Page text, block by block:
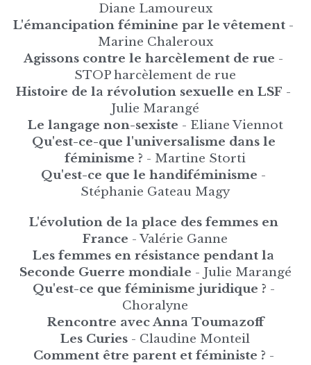
Diane Lamoureux
L'émancipation féminine par le vêtement -
Marine Chaleroux
Agissons contre le harcèlement de rue -
STOP harcèlement de rue
Histoire de la révolution sexuelle en LSF -
Julie Marangé
Le langage non-sexiste - Eliane Viennot
Qu'est-ce-que l'universalisme dans le
féminisme ? - Martine Storti
Qu'est-ce que le handiféminisme -
Stéphanie Gateau Magy
L'évolution de la place des femmes en
France - Valérie Ganne
Les femmes en résistance pendant la
Seconde Guerre mondiale - Julie Marangé
Qu'est-ce que féminisme juridique ? -
Choralyne
Rencontre avec Anna Toumazoff
Les Curies - Claudine Monteil
Comment être parent et féministe ? -